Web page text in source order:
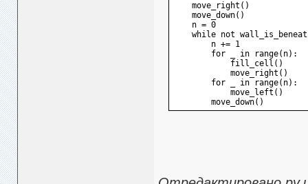
    move_right()
    move_down()
    n = 0
while not
        n += 1
        for _ in range(n):
            fill_cell()
            move_right()
        for _ in range(n):
            move_left()
        move_down()